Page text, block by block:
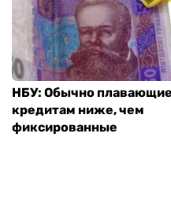
НБУ: Обычно плавающие
кредитам ниже, чем
фиксированные